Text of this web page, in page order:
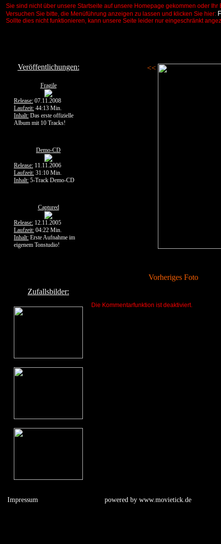
Sie sind nicht über unsere Startseite auf unsere Homepage gekommen oder
Versuchen Sie bitte, die Menüführung anzeigen zu lassen und klicken Sie hier:
Sollte dies nicht funktionieren, kann unsere Seite leider nur eingeschränkt
Veröffentlichungen:
Fragile
Release: 07.11.2008
Laufzeit: 44:13 Min.
Inhalt: Das erste offizielle
Album mit 10 Tracks!
Demo-CD
Release: 11.11.2006
Laufzeit: 31:10 Min.
Inhalt: 5-Track Demo-CD
Captured
Release: 12.11.2005
Laufzeit: 04:22 Min.
Inhalt: Erste Aufnahme im
eigenem Tonstudio!
Zufallsbilder:
<<
Vorheriges Foto
Die Kommentarfunktion ist deaktiviert.
Impressum powered by www.movietick.de